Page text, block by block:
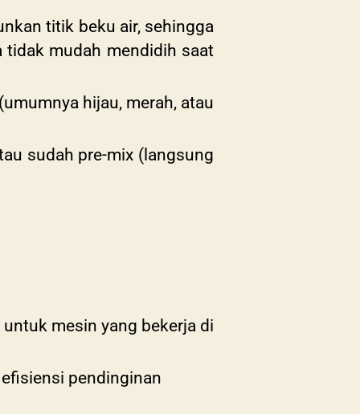
titik beku air, sehingga
mudah mendidih saat
hijau, merah, atau
sudah pre-mix (langsung
mesin yang bekerja di
pendinginan